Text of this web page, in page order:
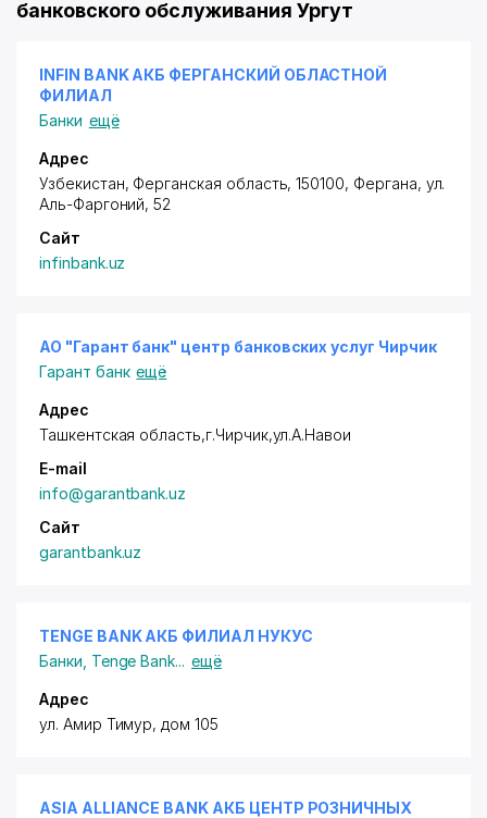
банковского обслуживания Ургут
INFIN BANK АКБ ФЕРГАНСКИЙ ОБЛАСТНОЙ
ФИЛИАЛ
Банки ещё
Адрес
Узбекистан, Ферганская область, 150100, Фергана, ул.
Аль-Фаргоний, 52
Сайт
infinbank.uz
АО "Гарант банк" центр банковских услуг Чирчик
Гарант банк ещё
Адрес
Ташкентская область,г.Чирчик,ул.А.Навои
E-mail
info@garantbank.uz
Сайт
garantbank.uz
TENGE BANK АКБ ФИЛИАЛ НУКУС
Банки Tenge Bank... ещё
Адрес
ул. Амир Тимур, дом 105
ASIA ALLIANCE BANK АКБ ЦЕНТР РОЗНИЧНЫХ